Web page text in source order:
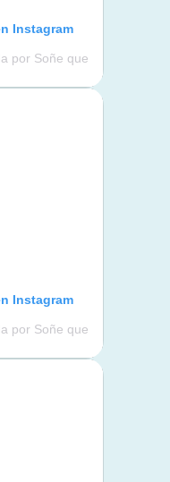
Instagram
por Soñe que
Instagram
por Soñe que